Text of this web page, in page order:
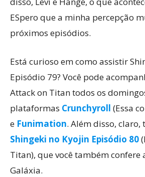
ESpero que a minha percepção
próximos episódios.
Está curioso em como assistir
Episódio 79? Você pode
Attack on Titan todos os
plataformas Crunchyroll (Essa
e Funimation. Além disso, claro,
Shingeki no Kyojin Episódio 80
Titan), que você também confere
Galáxia.